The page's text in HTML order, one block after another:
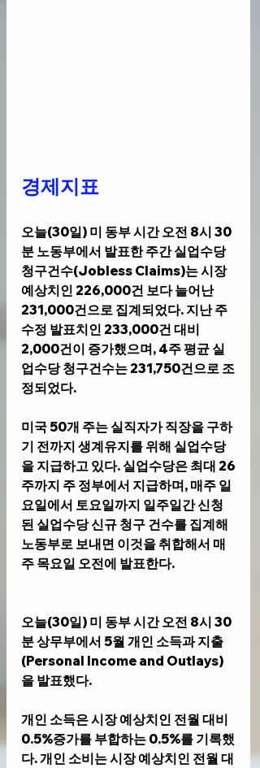
경제지표
오늘(30일) 미 동부 시간 오전 8시 30
분 노동부에서 발표한 주간 실업수당
청구건수(Jobless Claims)는 시장
예상치인 226,000건 보다 늘어난
231,000건으로 집계되었다. 지난 주
수정 발표치인 233,000건 대비
2,000건이 증가했으며, 4주 평균 실
업수당 청구건수는 231,750건으로 조
정되었다.
미국 50개 주는 실직자가 직장을 구하
기 전까지 생계유지를 위해 실업수당
을 지급하고 있다. 실업수당은 최대 26
주까지 주 정부에서 지급하며, 매주 일
요일에서 토요일까지 일주일간 신청
된 실업수당 신규 청구 건수를 집계해
노동부로 보내면 이것을 취합해서 매
주 목요일 오전에 발표한다.
오늘(30일) 미 동부 시간 오전 8시 30
분 상무부에서 5월 개인 소득과 지출
(Personal Income and Outlays)
을 발표했다.
개인 소득은 시장 예상치인 전월 대비
0.5%증가를 부합하는 0.5%를 기록했
다. 개인 소비는 시장 예상치인 전월 대